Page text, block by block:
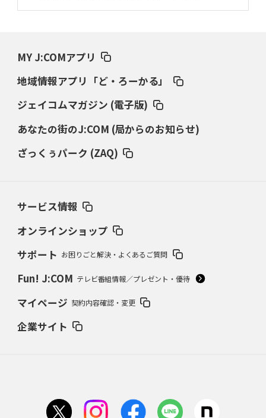
MY J:COMアプリ
地域情報アプリ「ど・ろーかる」
ジェイコムマガジン (電子版)
あなたの街のJ:COM (局からのお知らせ)
ざっくぅパーク (ZAQ)
サービス情報
オンラインショップ
サポート お困りごと解決・よくあるご質問
Fun! J:COM テレビ番組情報／プレゼント・優待
マイページ 契約内容確認・変更
企業サイト